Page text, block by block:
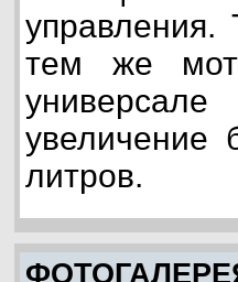
управления.
тем же
увеличение
литров.
ФОТОГАЛЕРЕЯ